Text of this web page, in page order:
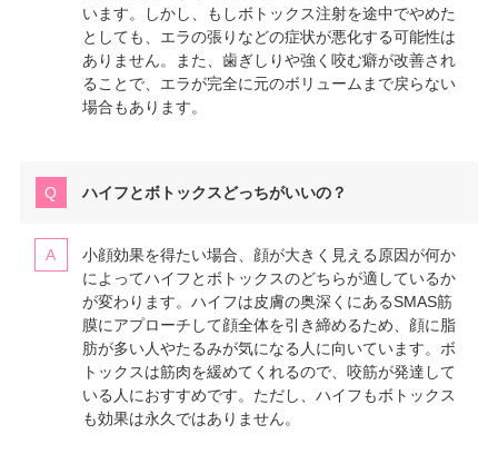
います。しかし、もしボトックス注射を途中でやめた
としても、エラの張りなどの症状が悪化する可能性は
ありません。また、歯ぎしりや強く咬む癖が改善され
ることで、エラが完全に元のボリュームまで戻らない
場合もあります。
ハイフとボトックスどっちがいいの？
小顔効果を得たい場合、顔が大きく見える原因が何か
によってハイフとボトックスのどちらが適しているか
が変わります。ハイフは皮膚の奥深くにあるSMAS筋
膜にアプローチして顔全体を引き締めるため、顔に脂
肪が多い人やたるみが気になる人に向いています。ボ
トックスは筋肉を緩めてくれるので、咬筋が発達して
いる人におすすめです。ただし、ハイフもボトックス
も効果は永久ではありません。